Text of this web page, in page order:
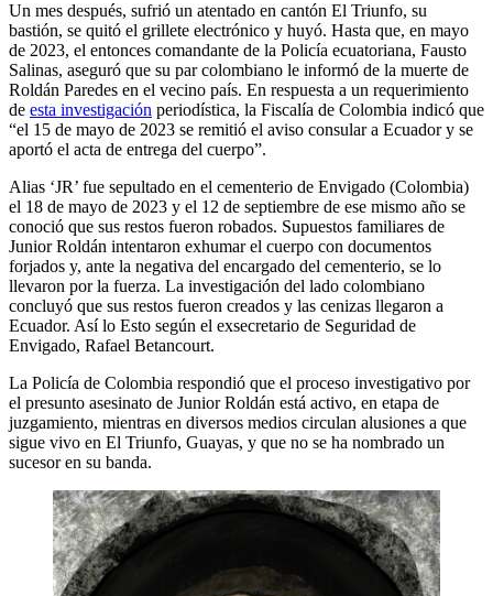
Un mes después, sufrió un atentado en cantón El Triunfo, su
bastión, se quitó el grillete electrónico y huyó. Hasta que, en mayo
de 2023, el entonces comandante de la Policía ecuatoriana, Fausto
Salinas, aseguró que su par colombiano le informó de la muerte de
Roldán Paredes en el vecino país. En respuesta a un requerimiento
de esta investigación periodística, la Fiscalía de Colombia indicó que
“el 15 de mayo de 2023 se remitió el aviso consular a Ecuador y se
aportó el acta de entrega del cuerpo”.
Alias ‘JR’ fue sepultado en el cementerio de Envigado (Colombia)
el 18 de mayo de 2023 y el 12 de septiembre de ese mismo año se
conoció que sus restos fueron robados. Supuestos familiares de
Junior Roldán intentaron exhumar el cuerpo con documentos
forjados y, ante la negativa del encargado del cementerio, se lo
llevaron por la fuerza. La investigación del lado colombiano
concluyó que sus restos fueron creados y las cenizas llegaron a
Ecuador. Así lo Esto según el exsecretario de Seguridad de
Envigado, Rafael Betancourt.
La Policía de Colombia respondió que el proceso investigativo por
el presunto asesinato de Junior Roldán está activo, en etapa de
juzgamiento, mientras en diversos medios circulan alusiones a que
sigue vivo en El Triunfo, Guayas, y que no se ha nombrado un
sucesor en su banda.